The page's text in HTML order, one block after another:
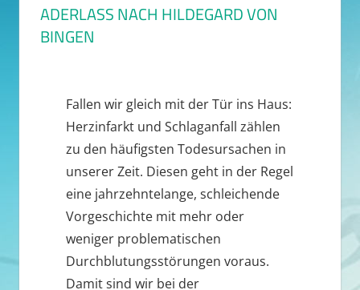
ADERLASS NACH HILDEGARD VON
BINGEN
Fallen wir gleich mit der Tür ins Haus:
Herzinfarkt und Schlaganfall zählen
zu den häufigsten Todesursachen in
unserer Zeit. Diesen geht in der Regel
eine jahrzehntelange, schleichende
Vorgeschichte mit mehr oder
weniger problematischen
Durchblutungsstörungen voraus.
Damit sind wir bei der